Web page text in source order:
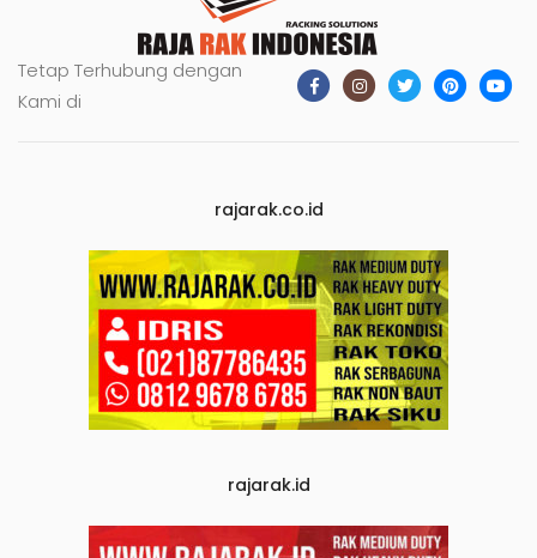
Tetap Terhubung dengan
Kami di
rajarak.co.id
rajarak.id